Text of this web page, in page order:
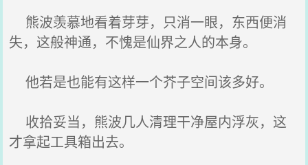
熊波羡慕地看着芽芽，只消一眼，东西便消
失，这般神通，不愧是仙界之人的本身。
他若是也能有这样一个芥子空间该多好。
收拾妥当，熊波几人清理干净屋内浮灰，这
才拿起工具箱出去。